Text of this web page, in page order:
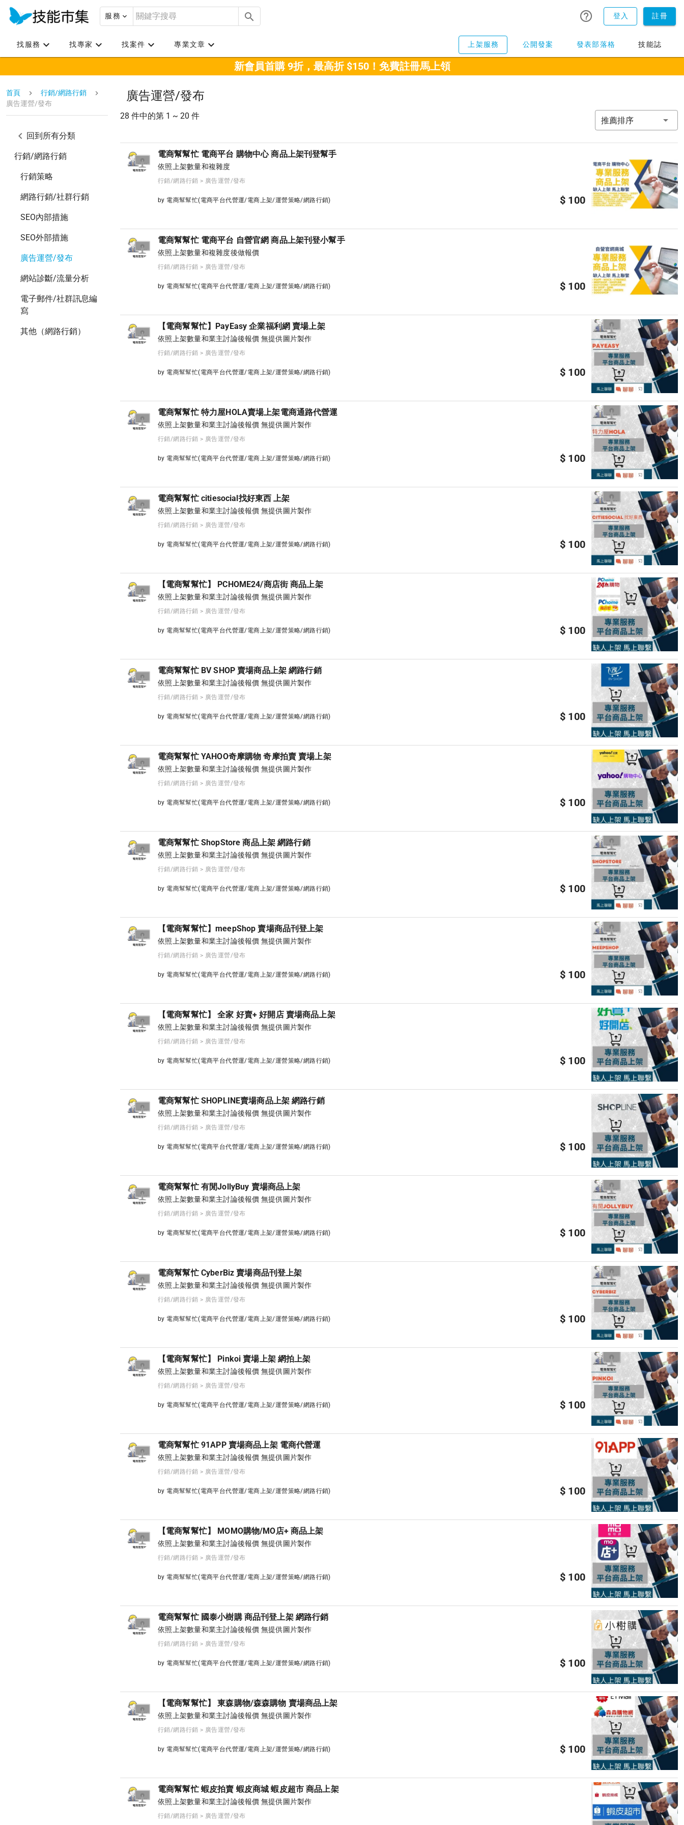
服務 登入 註冊
找服務 找專家 找案件 專業文章 上架服務 公開發案 發表部落格 技能誌
新會員首購 9折，最高折 $150！免費註冊馬上領
首頁
行銷/網路行銷
廣告運營/發布
回到所有分類
行銷/網路行銷
行銷策略
網路行銷/社群行銷
SEO內部措施
SEO外部措施
廣告運營/發布
網站診斷/流量分析
電子郵件/社群訊息編
寫
其他（網路行銷）
廣告運營/發布
28 件中的第 1 ~ 20 件 推薦排序
電商幫幫忙 電商平台 購物中心 商品上架刊登幫手
依照上架數量和複雜度
行銷/網路行銷 > 廣告運營/發布
by 電商幫幫忙(電商平台代營運/電商上架/運營策略/網路行銷) $ 100
電商幫幫忙 電商平台 自營官網 商品上架刊登小幫手
依照上架數量和複雜度後做報價
行銷/網路行銷 > 廣告運營/發布
by 電商幫幫忙(電商平台代營運/電商上架/運營策略/網路行銷) $ 100
【電商幫幫忙】PayEasy 企業福利網 賣場上架
依照上架數量和業主討論後報價 無提供圖片製作
行銷/網路行銷 > 廣告運營/發布
by 電商幫幫忙(電商平台代營運/電商上架/運營策略/網路行銷) $ 100
電商幫幫忙 特力屋HOLA賣場上架電商通路代營運
依照上架數量和業主討論後報價 無提供圖片製作
行銷/網路行銷 > 廣告運營/發布
by 電商幫幫忙(電商平台代營運/電商上架/運營策略/網路行銷) $ 100
電商幫幫忙 citiesocial找好東西 上架
依照上架數量和業主討論後報價 無提供圖片製作
行銷/網路行銷 > 廣告運營/發布
by 電商幫幫忙(電商平台代營運/電商上架/運營策略/網路行銷) $ 100
【電商幫幫忙】 PCHOME24/商店街 商品上架
依照上架數量和業主討論後報價 無提供圖片製作
行銷/網路行銷 > 廣告運營/發布
by 電商幫幫忙(電商平台代營運/電商上架/運營策略/網路行銷) $ 100
電商幫幫忙 BV SHOP 賣場商品上架 網路行銷
依照上架數量和業主討論後報價 無提供圖片製作
行銷/網路行銷 > 廣告運營/發布
by 電商幫幫忙(電商平台代營運/電商上架/運營策略/網路行銷) $ 100
電商幫幫忙 YAHOO奇摩購物 奇摩拍賣 賣場上架
依照上架數量和業主討論後報價 無提供圖片製作
行銷/網路行銷 > 廣告運營/發布
by 電商幫幫忙(電商平台代營運/電商上架/運營策略/網路行銷) $ 100
電商幫幫忙 ShopStore 商品上架 網路行銷
依照上架數量和業主討論後報價 無提供圖片製作
行銷/網路行銷 > 廣告運營/發布
by 電商幫幫忙(電商平台代營運/電商上架/運營策略/網路行銷) $ 100
【電商幫幫忙】meepShop 賣場商品刊登上架
依照上架數量和業主討論後報價 無提供圖片製作
行銷/網路行銷 > 廣告運營/發布
by 電商幫幫忙(電商平台代營運/電商上架/運營策略/網路行銷) $ 100
【電商幫幫忙】 全家 好賣+ 好開店 賣場商品上架
依照上架數量和業主討論後報價 無提供圖片製作
行銷/網路行銷 > 廣告運營/發布
by 電商幫幫忙(電商平台代營運/電商上架/運營策略/網路行銷) $ 100
電商幫幫忙 SHOPLINE賣場商品上架 網路行銷
依照上架數量和業主討論後報價 無提供圖片製作
行銷/網路行銷 > 廣告運營/發布
by 電商幫幫忙(電商平台代營運/電商上架/運營策略/網路行銷) $ 100
電商幫幫忙 有閒JollyBuy 賣場商品上架
依照上架數量和業主討論後報價 無提供圖片製作
行銷/網路行銷 > 廣告運營/發布
by 電商幫幫忙(電商平台代營運/電商上架/運營策略/網路行銷) $ 100
電商幫幫忙 CyberBiz 賣場商品刊登上架
依照上架數量和業主討論後報價 無提供圖片製作
行銷/網路行銷 > 廣告運營/發布
by 電商幫幫忙(電商平台代營運/電商上架/運營策略/網路行銷) $ 100
【電商幫幫忙】 Pinkoi 賣場上架 網拍上架
依照上架數量和業主討論後報價 無提供圖片製作
行銷/網路行銷 > 廣告運營/發布
by 電商幫幫忙(電商平台代營運/電商上架/運營策略/網路行銷) $ 100
電商幫幫忙 91APP 賣場商品上架 電商代營運
依照上架數量和業主討論後報價 無提供圖片製作
行銷/網路行銷 > 廣告運營/發布
by 電商幫幫忙(電商平台代營運/電商上架/運營策略/網路行銷) $ 100
【電商幫幫忙】 MOMO購物/MO店+ 商品上架
依照上架數量和業主討論後報價 無提供圖片製作
行銷/網路行銷 > 廣告運營/發布
by 電商幫幫忙(電商平台代營運/電商上架/運營策略/網路行銷) $ 100
電商幫幫忙 國泰小樹購 商品刊登上架 網路行銷
依照上架數量和業主討論後報價 無提供圖片製作
行銷/網路行銷 > 廣告運營/發布
by 電商幫幫忙(電商平台代營運/電商上架/運營策略/網路行銷) $ 100
【電商幫幫忙】 東森購物/森森購物 賣場商品上架
依照上架數量和業主討論後報價 無提供圖片製作
行銷/網路行銷 > 廣告運營/發布
by 電商幫幫忙(電商平台代營運/電商上架/運營策略/網路行銷) $ 100
電商幫幫忙 蝦皮拍賣 蝦皮商城 蝦皮超市 商品上架
依照上架數量和業主討論後報價 無提供圖片製作
行銷/網路行銷 > 廣告運營/發布